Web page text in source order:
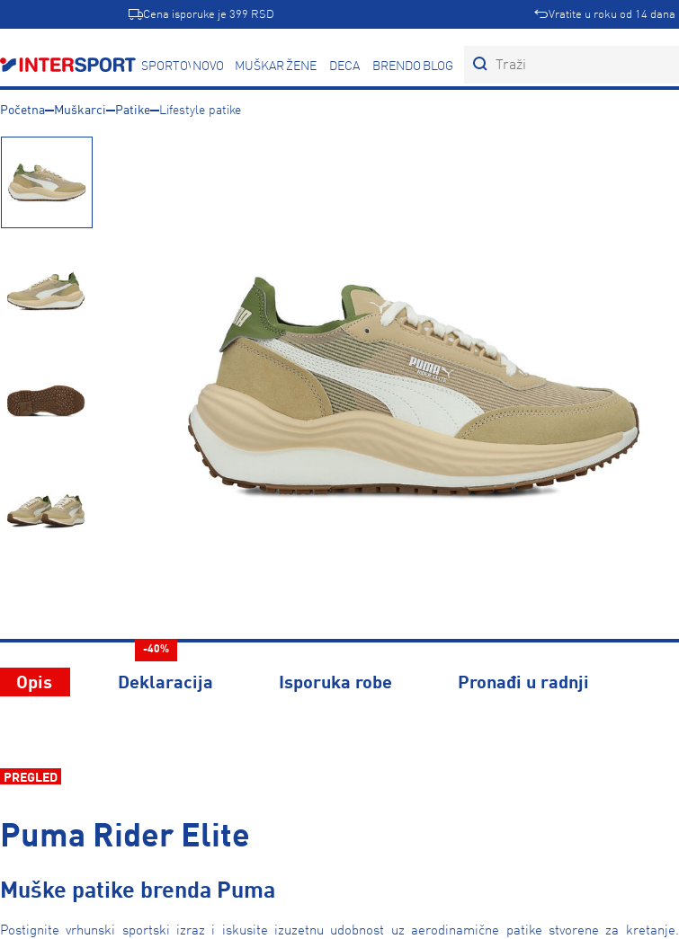
Cena isporuke je 399 RSD Vratite u roku od 14 dana
SPORTOVINOVO MUŠKARCIŽENE DECA BRENDOVIBLOG
Početna Muškarci Patike Lifestyle patike
-40%
Opis Deklaracija Isporuka robe Pronađi u radnji
PREGLED
Puma Rider Elite
Muške patike brenda Puma
Postignite vrhunski sportski izraz i iskusite izuzetnu udobnost uz aerodinamične patike stvorene za kretanje.